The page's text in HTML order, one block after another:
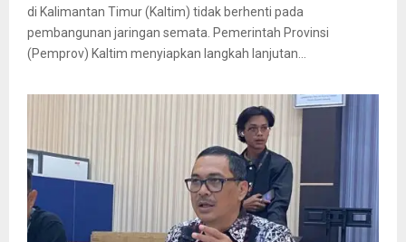
di Kalimantan Timur (Kaltim) tidak berhenti pada
pembangunan jaringan semata. Pemerintah Provinsi
(Pemprov) Kaltim menyiapkan langkah lanjutan...